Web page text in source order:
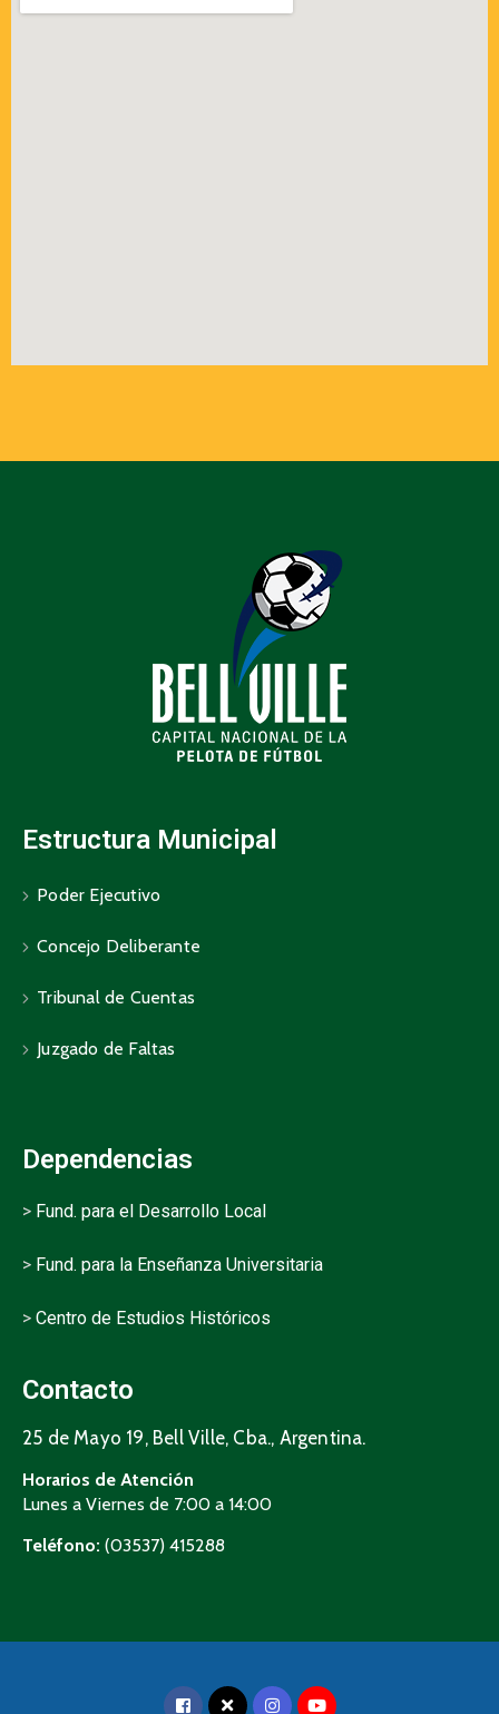
Estructura Municipal
Poder Ejecutivo
Concejo Deliberante
Tribunal de Cuentas
Juzgado de Faltas
Dependencias
> Fund. para el Desarrollo Local
> Fund. para la Enseñanza Universitaria
> Centro de Estudios Históricos
Contacto
25 de Mayo 19, Bell Ville, Cba., Argentina.
Horarios de Atención
Lunes a Viernes de 7:00 a 14:00
Teléfono: (03537) 415288